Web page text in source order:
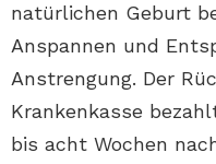
natürlichen Geburt
Anspannen und
Anstrengung. Der
Krankenkasse
bis acht Wochen